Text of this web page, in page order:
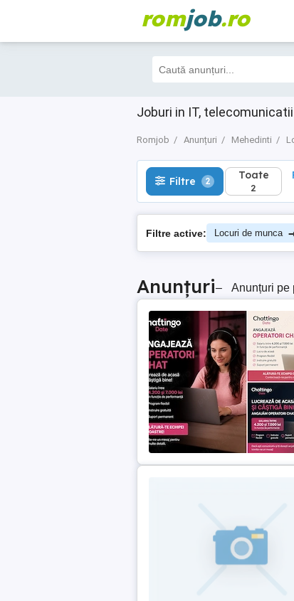
romjob.ro
Joburi in IT,
Romjob Anunțuri Mehedinti
Filtre 2 Toate
2
Filtre 2 Toate
2
Filtre active: Locuri de munca
Anunțuri– Anunțuri pe